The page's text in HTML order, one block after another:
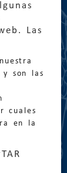
Las
y son las
cuales
en la